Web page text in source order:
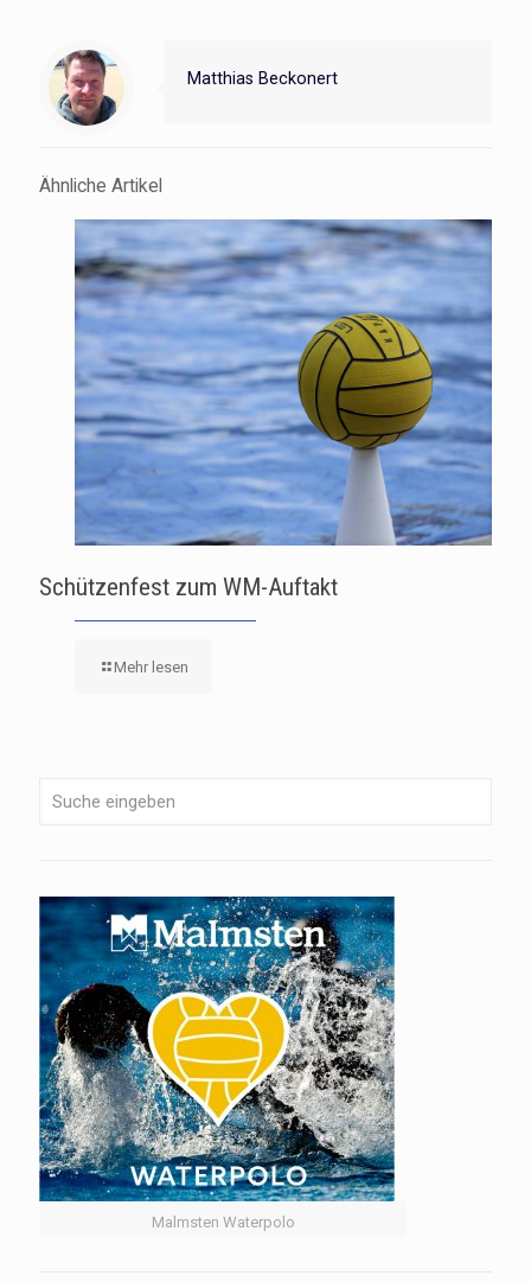
Matthias Beckonert
Ähnliche Artikel
Schützenfest zum WM-Auftakt
Mehr lesen
Malmsten Waterpolo